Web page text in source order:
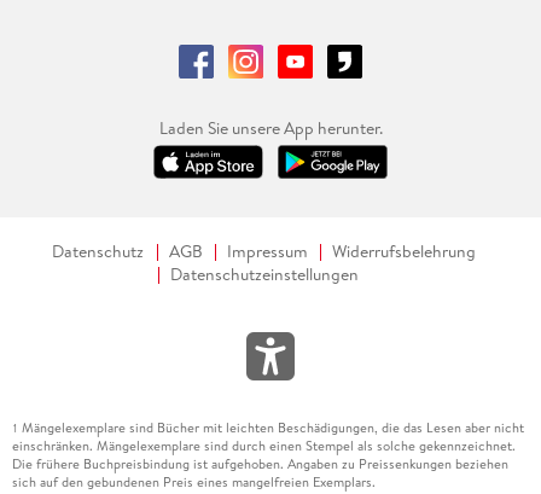
Laden Sie unsere App herunter.
Datenschutz AGB Impressum
Widerrufsbelehrung
Datenschutzeinstellungen
1 Mängelexemplare sind Bücher mit leichten Beschädigungen, die das Lesen aber nicht
einschränken. Mängelexemplare sind durch einen Stempel als solche gekennzeichnet.
Die frühere Buchpreisbindung ist aufgehoben. Angaben zu Preissenkungen beziehen
sich auf den gebundenen Preis eines mangelfreien Exemplars.